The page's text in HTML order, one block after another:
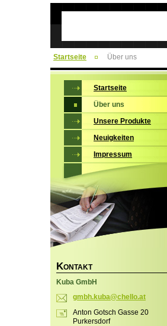
Startseite Über uns
Startseite
Über uns
Unsere Produkte
Neuigkeiten
Impressum
KONTAKT
Kuba GmbH
gmbh.kuba@chello.at
Anton Gotsch Gasse 20
Purkersdorf